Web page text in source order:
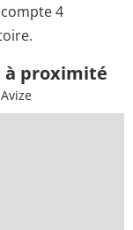
4
à proximité